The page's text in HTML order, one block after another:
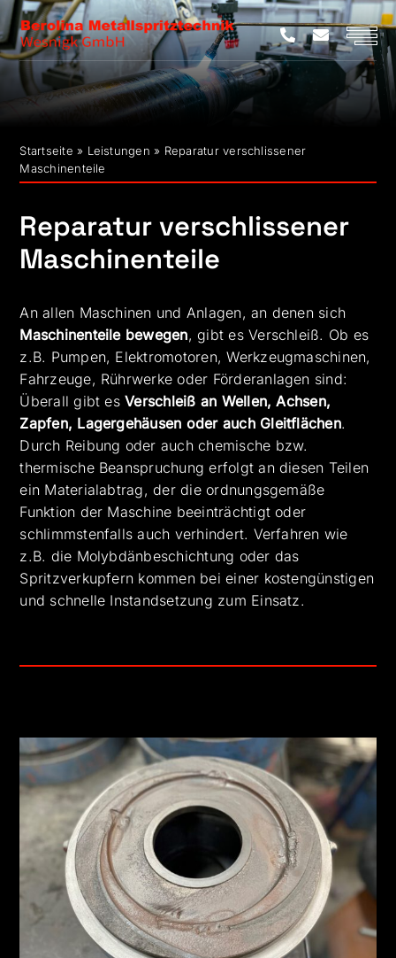
Zum
Inhalt
springen
Startseite » Leistungen » Reparatur verschlissener
Maschinenteile
Reparatur verschlissener
Maschinenteile
An allen Maschinen und Anlagen, an denen sich
Maschinenteile bewegen, gibt es Verschleiß. Ob es
z.B. Pumpen, Elektromotoren, Werkzeugmaschinen,
Fahrzeuge, Rührwerke oder Förderanlagen sind:
Überall gibt esVerschleiß an Wellen, Achsen,
Zapfen, Lagergehäusen oder auch Gleitflächen.
Durch Reibung oder auch chemische bzw.
thermische Beanspruchung erfolgt an diesen Teilen
ein Materialabtrag, der die ordnungsgemäße
Funktion der Maschine beeinträchtigt oder
schlimmstenfalls auch verhindert. Verfahren wie
z.B. die Molybdänbeschichtung oder das
Spritzverkupfern kommen bei einer kostengünstigen
und schnelle Instandsetzung zum Einsatz.